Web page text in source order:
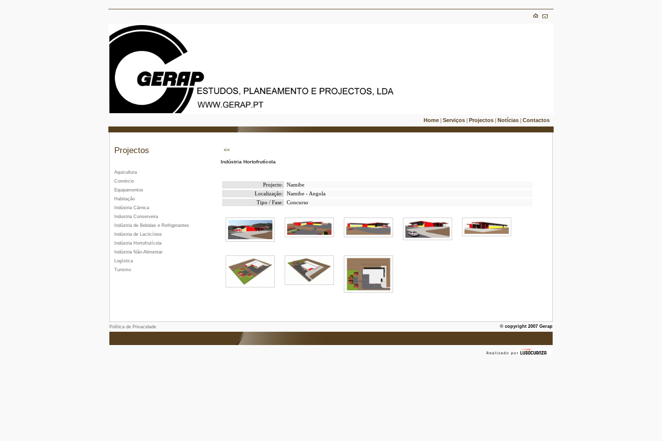
Home Serviços Projectos Notícias Contactos
Projectos
Aquicultura
Comércio
Equipamentos
Habitação
Indústria Cárnica
Industria Conserveira
Indústria de Bebidas e Refrigerantes
Indústria de Lacticínios
Indústria Hortofrutícola
Indústria Não-Alimentar
Logística
Turismo
Indústria Hortofrutícola
Projecto:
Namibe
Localização:
Namibe - Angola
Tipo / Fase:
Concurso
Política de Privacidade © copyright 2007 Gerap